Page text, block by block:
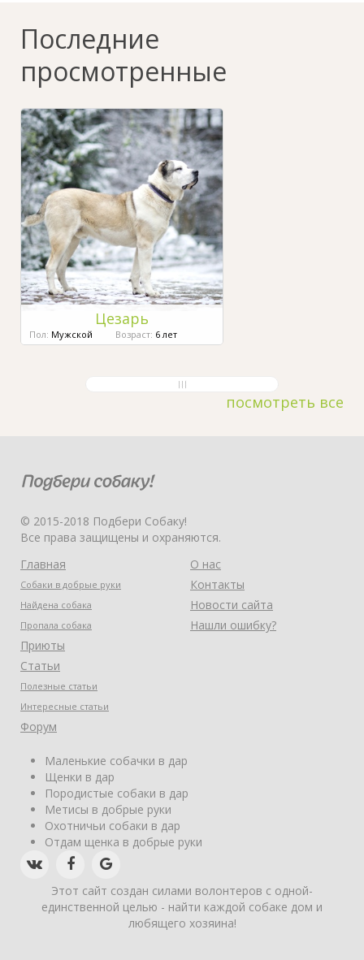
Последние
просмотренные
Цезарь
Пол: Мужской Возраст: 6 лет
посмотреть все
© 2015-2018 Подбери Собаку!
Все права защищены и охраняются.
Главная
Собаки в добрые руки
Найдена собака
Пропала собака
Приюты
Статьи
Полезные статьи
Интересные статьи
Форум
О нас
Контакты
Новости сайта
Нашли ошибку?
Маленькие собачки в дар
Щенки в дар
Породистые собаки в дар
Метисы в добрые руки
Охотничьи собаки в дар
Отдам щенка в добрые руки
Этот сайт создан силами волонтеров с одной-
единственной целью - найти каждой собаке дом и
любящего хозяина!